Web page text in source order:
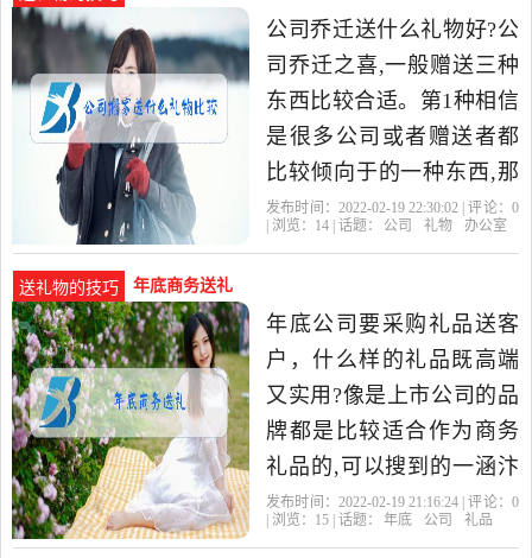
公司乔迁送什么礼物好?公
司乔迁之喜,一般赠送三种
东西比较合适。第1种相信
是很多公司或者赠送者都
比较倾向于的一种东西,那
就是红包直接封钱到红包
发布时间：2022-02-19 22:30:02 | 评论： 0
| 浏览： 14 | 话题： 公司 礼物 办公室
送礼物的技巧 年底商务送礼
年底公司要采购礼品送客
户，什么样的礼品既高端
又实用?像是上市公司的品
牌都是比较适合作为商务
礼品的,可以搜到的一涵汴
绣的礼品还是很不错的,具
发布时间：2022-02-19 21:16:24 | 评论： 0
| 浏览： 15 | 话题： 年底 公司 礼品